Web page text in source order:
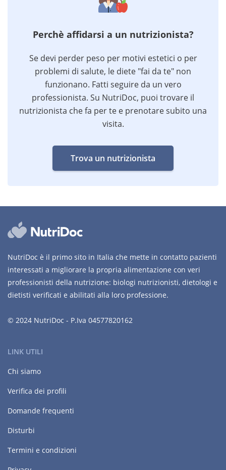
Perchè affidarsi a un nutrizionista?
Se devi perder peso per motivi estetici o per
problemi di salute, le diete "fai da te" non
funzionano. Fatti seguire da un vero
professionista. Su NutriDoc, puoi trovare il
nutrizionista che fa per te e prenotare subito una
visita.
Trova un nutrizionista
NutriDoc è il primo sito in Italia che mette in contatto pazienti
interessati a migliorare la propria alimentazione con veri
professionisti della nutrizione: biologi nutrizionisti, dietologi e
dietisti verificati e abilitati alla loro professione.
© 2024 NutriDoc - P.Iva 04577820162
LINK UTILI
Chi siamo
Verifica dei profili
Domande frequenti
Disturbi
Termini e condizioni